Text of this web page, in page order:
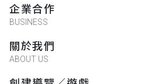
企業合作
BUSINESS
關於我們
ABOUT US